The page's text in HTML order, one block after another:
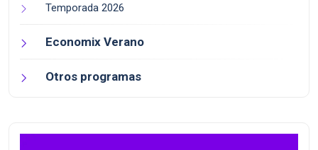
Temporada 2026
Economix Verano
Otros programas